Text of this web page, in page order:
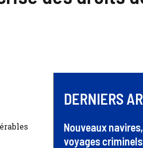
DERNIERS
Nouveaux
voyages